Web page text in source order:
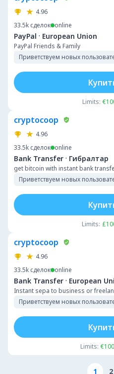
4.96
33.5k сделок online
PayPal · European Union
PayPal Friends & Family
Приветствуем новых
Limits:
cryptocoop
4.96
33.5k сделок online
Bank Transfer · Гибралтар
get bitcoin with instant bank
Приветствуем новых
Limits:
cryptocoop
4.96
33.5k сделок online
Bank Transfer · European
Instant sepa to business or
Приветствуем новых
Limits:
1 2